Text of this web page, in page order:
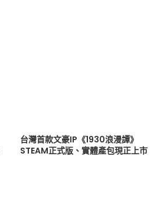
台灣首款文豪IP《1930浪漫譚》
STEAM正式版、實體產包現正上市